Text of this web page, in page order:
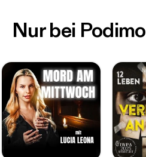
Nur bei Podimo